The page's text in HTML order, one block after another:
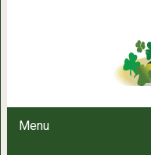
Menu